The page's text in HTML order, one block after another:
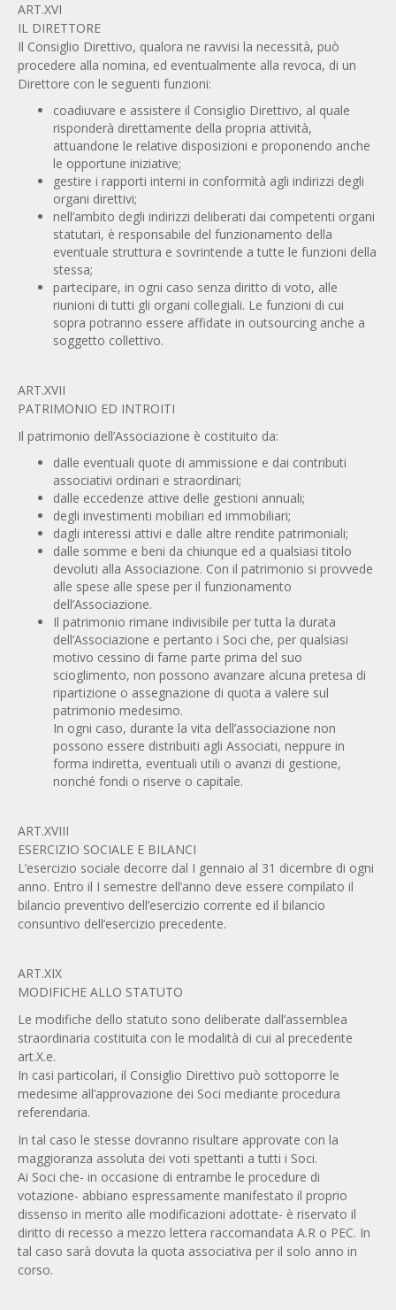
ART.XVI
IL DIRETTORE
Il Consiglio Direttivo, qualora ne ravvisi la necessità, può
procedere alla nomina, ed eventualmente alla revoca, di un
Direttore con le seguenti funzioni:
coadiuvare e assistere il Consiglio Direttivo, al quale
risponderà direttamente della propria attività,
attuandone le relative disposizioni e proponendo anche
le opportune iniziative;
gestire i rapporti interni in conformità agli indirizzi degli
organi direttivi;
nell’ambito degli indirizzi deliberati dai competenti organi
statutari, è responsabile del funzionamento della
eventuale struttura e sovrintende a tutte le funzioni della
stessa;
partecipare, in ogni caso senza diritto di voto, alle
riunioni di tutti gli organi collegiali. Le funzioni di cui
sopra potranno essere affidate in outsourcing anche a
soggetto collettivo.
ART.XVII
PATRIMONIO ED INTROITI
Il patrimonio dell’Associazione è costituito da:
dalle eventuali quote di ammissione e dai contributi
associativi ordinari e straordinari;
dalle eccedenze attive delle gestioni annuali;
degli investimenti mobiliari ed immobiliari;
dagli interessi attivi e dalle altre rendite patrimoniali;
dalle somme e beni da chiunque ed a qualsiasi titolo
devoluti alla Associazione. Con il patrimonio si provvede
alle spese alle spese per il funzionamento
dell’Associazione.
Il patrimonio rimane indivisibile per tutta la durata
dell’Associazione e pertanto i Soci che, per qualsiasi
motivo cessino di farne parte prima del suo
scioglimento, non possono avanzare alcuna pretesa di
ripartizione o assegnazione di quota a valere sul
patrimonio medesimo.
In ogni caso, durante la vita dell’associazione non
possono essere distribuiti agli Associati, neppure in
forma indiretta, eventuali utili o avanzi di gestione,
nonché fondi o riserve o capitale.
ART.XVIII
ESERCIZIO SOCIALE E BILANCI
L’esercizio sociale decorre dal I gennaio al 31 dicembre di ogni
anno. Entro il I semestre dell’anno deve essere compilato il
bilancio preventivo dell’esercizio corrente ed il bilancio
consuntivo dell’esercizio precedente.
ART.XIX
MODIFICHE ALLO STATUTO
Le modifiche dello statuto sono deliberate dall’assemblea
straordinaria costituita con le modalità di cui al precedente
art.X.e.
In casi particolari, il Consiglio Direttivo può sottoporre le
medesime all’approvazione dei Soci mediante procedura
referendaria.
In tal caso le stesse dovranno risultare approvate con la
maggioranza assoluta dei voti spettanti a tutti i Soci.
Ai Soci che- in occasione di entrambe le procedure di
votazione- abbiano espressamente manifestato il proprio
dissenso in merito alle modificazioni adottate- è riservato il
diritto di recesso a mezzo lettera raccomandata A.R o PEC. In
tal caso sarà dovuta la quota associativa per il solo anno in
corso.